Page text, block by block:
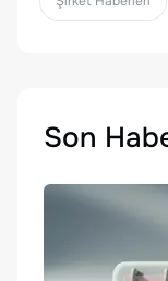
Son